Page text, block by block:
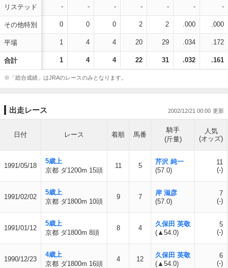
リステッド
その他特別
平場
合計
- - - - - - -
0 0 0 2 2 .000 .000
1 4 4 20 29 .034 .172
1 4 4 22 31 .032 .161
※「総合成績」はJRAのレースのみとなります。
出走レース 2002/12/21 00:00
日付 レース 着順 馬番
騎手
(斤量)
人気
(オッズ)
1991/05/18
5歳上
京都 ダ1200m 15頭
11 5
芹沢 純一
(57.0)
11
(-)
1991/02/02
5歳上
京都 ダ1800m 10頭
9 7
岸 滋彦
(57.0)
7
(-)
1991/01/12
5歳上
京都 ダ1800m 8頭
8 4
久保田 英敬
(▲54.0)
5
(-)
1990/12/23
4歳上
京都 ダ1800m 16頭
4 12
久保田 英敬
(▲54.0)
6
(-)